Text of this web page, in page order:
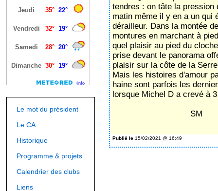
Le mot du président
Le CA
Historique
Programme & projets
Calendrier des clubs
Liens
tendres : on tâte la
matin même il y en a un qui
dérailleur. Dans la montée
montures en marchant à
quel plaisir au pied du
prise devant le panorama
plaisir sur la côte de la
Mais les histoires d'amour
haine sont parfois les
lorsque Michel D a crevé à
SM
Publié le 15/02/2021 @ 16:49